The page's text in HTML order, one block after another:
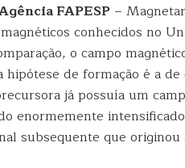
FAPESP –
conhecidos no
o campo
hipótese de formação é a
já possuía um
enormemente
subsequente que